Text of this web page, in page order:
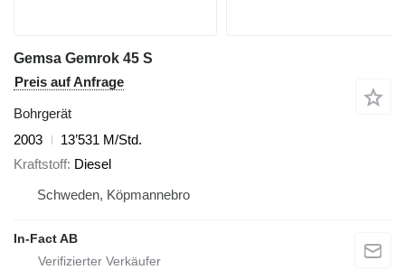
Gemsa Gemrok 45 S
Preis auf Anfrage
Bohrgerät
2003
13’531 M/Std.
Kraftstoff Diesel
Schweden, Köpmannebro
In-Fact AB